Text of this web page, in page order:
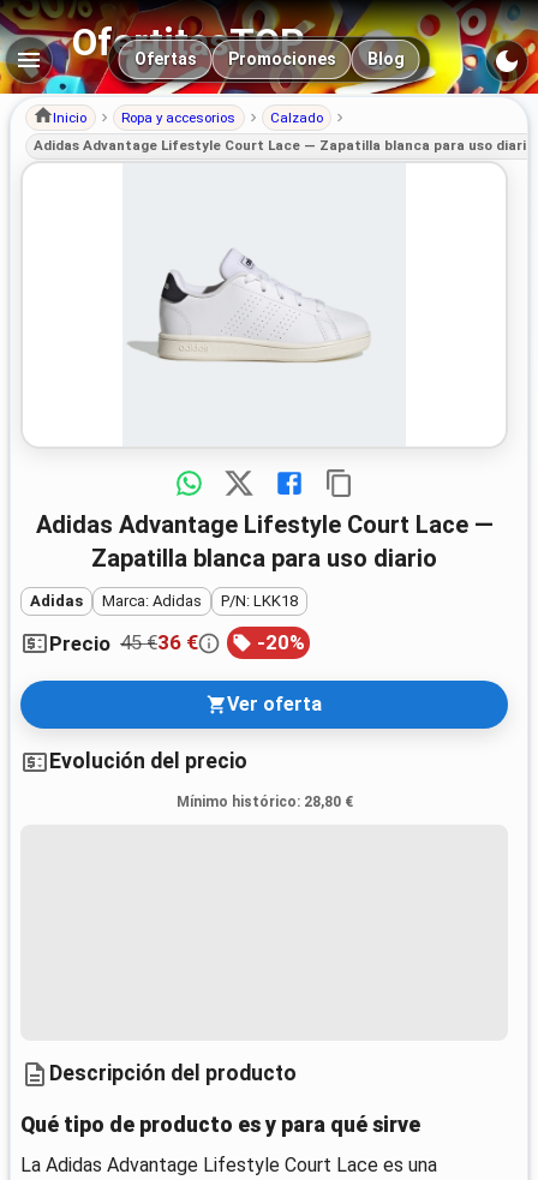
OfertitasTOP
Navegación principal
Ofertas Promociones Blog
Inicio Ropa y accesorios
Calzado
Adidas Advantage Lifestyle Court Lace — Zapatilla blanca para uso diario
Adidas Advantage Lifestyle Court Lace —
Zapatilla blanca para uso diario
Adidas Marca: Adidas P/N: LKK18
Precio 45 €36 € -20%
Ver oferta
Evolución del precio
Mínimo histórico: 28,80 €
Descripción del producto
Qué tipo de producto es y para qué sirve
La Adidas Advantage Lifestyle Court Lace es una